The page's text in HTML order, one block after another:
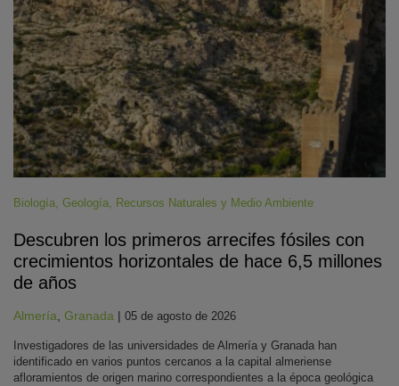
Biología, Geología, Recursos Naturales y Medio Ambiente
Descubren los primeros arrecifes fósiles con
crecimientos horizontales de hace 6,5 millones
de años
Almería, Granada | 05 de agosto de 2026
Investigadores de las universidades de Almería y Granada han
identificado en varios puntos cercanos a la capital almeriense
afloramientos de origen marino correspondientes a la época geológica